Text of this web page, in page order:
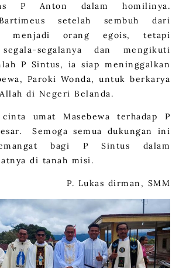
P Anton dalam homilinya.
setelah sembuh dari
menjadi orang egois, tetapi
segalanya dan mengikuti
P Sintus, ia siap meninggalkan
Paroki Wonda, untuk berkarya
di Negeri Belanda.
umat Masebewa terhadap P
Semoga semua dukungan ini
bagi P Sintus dalam
di tanah misi.
P. Lukas dirman, SMM